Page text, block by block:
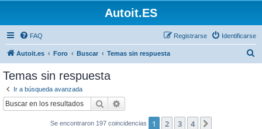
Autoit.ES
FAQ Identificarse
Registrarse
Autoit.es Foro Buscar Temas sin respuesta
Temas sin respuesta
Ir a búsqueda avanzada
Buscar
Se encontraron 197 coincidencias 1 2 3 4